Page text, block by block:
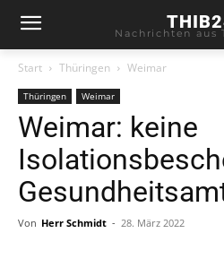
Nachrichten aus
Start Thüringen Weimar
Thüringen Weimar
Weimar: keine
Von Herr Schmidt - 28. März 2022